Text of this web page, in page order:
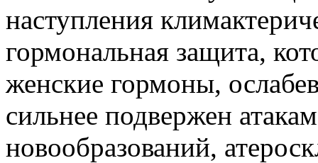
наступления
гормональная защита,
женские гормоны,
сильнее подвержен
новообразований,